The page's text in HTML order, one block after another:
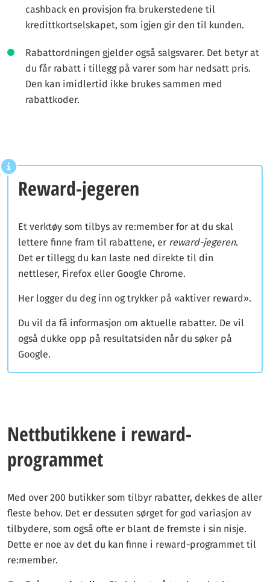
cashback en provisjon fra brukerstedene til
kredittkortselskapet, som igjen gir den til kunden.
Rabattordningen gjelder også salgsvarer. Det betyr at
du får rabatt i tillegg på varer som har nedsatt pris.
Den kan imidlertid ikke brukes sammen med
rabattkoder.
Reward-jegeren
Et verktøy som tilbys av re:member for at du skal
lettere finne fram til rabattene, er reward-jegeren.
Det er tillegg du kan laste ned direkte til din
nettleser, Firefox eller Google Chrome.
Her logger du deg inn og trykker på «aktiver reward».
Du vil da få informasjon om aktuelle rabatter. De vil
også dukke opp på resultatsiden når du søker på
Google.
Nettbutikkene i reward-
programmet
Med over 200 butikker som tilbyr rabatter, dekkes de aller
fleste behov. Det er dessuten sørget for god variasjon av
tilbydere, som også ofte er blant de fremste i sin nisje.
Dette er noe av det du kan finne i reward-programmet til
re:member.